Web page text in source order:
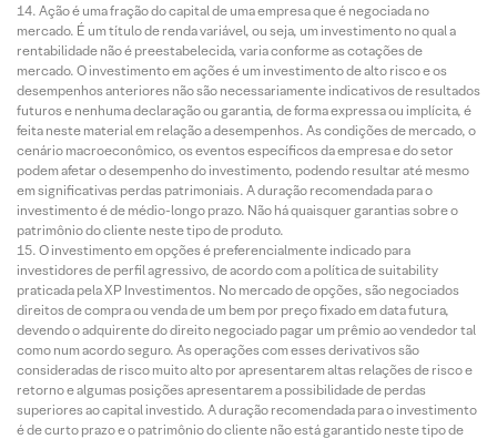
Ação é uma fração do capital de uma empresa que é negociada no
mercado. É um título de renda variável, ou seja, um investimento no qual a
rentabilidade não é preestabelecida, varia conforme as cotações de
mercado. O investimento em ações é um investimento de alto risco e os
desempenhos anteriores não são necessariamente indicativos de resultados
futuros e nenhuma declaração ou garantia, de forma expressa ou implícita, é
feita neste material em relação a desempenhos. As condições de mercado, o
cenário macroeconômico, os eventos específicos da empresa e do setor
podem afetar o desempenho do investimento, podendo resultar até mesmo
em significativas perdas patrimoniais. A duração recomendada para o
investimento é de médio-longo prazo. Não há quaisquer garantias sobre o
patrimônio do cliente neste tipo de produto.
O investimento em opções é preferencialmente indicado para
investidores de perfil agressivo, de acordo com a política de suitability
praticada pela XP Investimentos. No mercado de opções, são negociados
direitos de compra ou venda de um bem por preço fixado em data futura,
devendo o adquirente do direito negociado pagar um prêmio ao vendedor tal
como num acordo seguro. As operações com esses derivativos são
consideradas de risco muito alto por apresentarem altas relações de risco e
retorno e algumas posições apresentarem a possibilidade de perdas
superiores ao capital investido. A duração recomendada para o investimento
é de curto prazo e o patrimônio do cliente não está garantido neste tipo de